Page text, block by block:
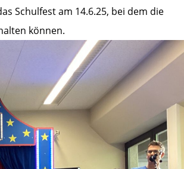
Schulfest am 14.6.25, bei dem die
können.